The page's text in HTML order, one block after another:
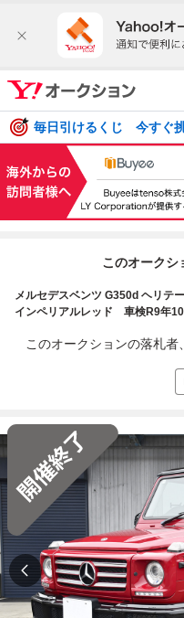
毎日引けるくじ 今すぐ
このオークシ
メルセデスベンツ G350d ヘリ
インペリアルレッド 車検R9年10
このオークションの落札者